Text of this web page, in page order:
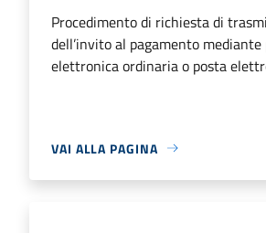
Procedimento di richiesta di
dell’invito al pagamento mediante
elettronica ordinaria o posta
VAI ALLA PAGINA